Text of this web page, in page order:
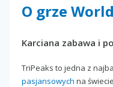
O grze
Karciana zabawa i
TriPeaks to jedna z
pasjansowych na